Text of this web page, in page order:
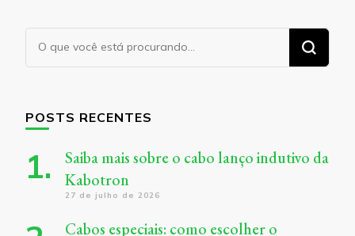
POSTS RECENTES
Saiba mais sobre o cabo lanço indutivo da
Kabotron
27 de julho de 2026
Cabos especiais: como escolher o